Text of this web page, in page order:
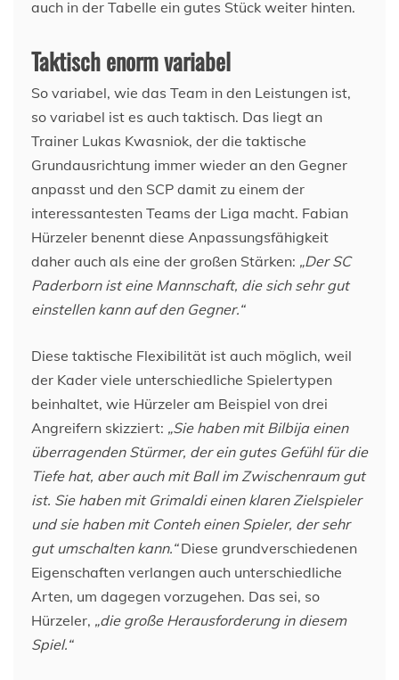
auch in der Tabelle ein gutes Stück weiter hinten.
Taktisch enorm variabel
So variabel, wie das Team in den Leistungen ist,
so variabel ist es auch taktisch. Das liegt an
Trainer Lukas Kwasniok, der die taktische
Grundausrichtung immer wieder an den Gegner
anpasst und den SCP damit zu einem der
interessantesten Teams der Liga macht. Fabian
Hürzeler benennt diese Anpassungsfähigkeit
daher auch als eine der großen Stärken: „Der SC
Paderborn ist eine Mannschaft, die sich sehr gut
einstellen kann auf den Gegner.“
Diese taktische Flexibilität ist auch möglich, weil
der Kader viele unterschiedliche Spielertypen
beinhaltet, wie Hürzeler am Beispiel von drei
Angreifern skizziert: „Sie haben mit Bilbija einen
überragenden Stürmer, der ein gutes Gefühl für die
Tiefe hat, aber auch mit Ball im Zwischenraum gut
ist. Sie haben mit Grimaldi einen klaren Zielspieler
und sie haben mit Conteh einen Spieler, der sehr
gut umschalten kann.“Diese grundverschiedenen
Eigenschaften verlangen auch unterschiedliche
Arten, um dagegen vorzugehen. Das sei, so
Hürzeler, „die große Herausforderung in diesem
Spiel.“